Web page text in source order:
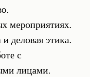
мероприятиях.
деловая этика.
с
лицами.